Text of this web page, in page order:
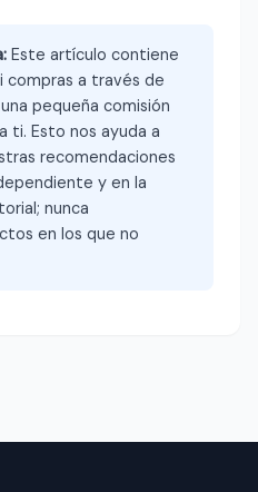
Este artículo contiene
compras a través de
pequeña comisión
ti. Esto nos ayuda a
recomendaciones
y en la
nunca
en los que no